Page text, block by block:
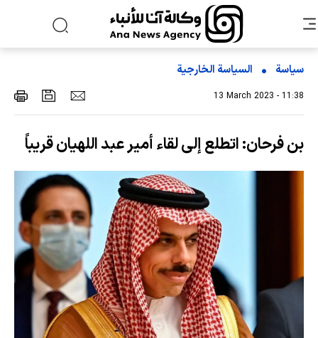
سياسة السیاسة الخارجیة
13 March 2023 - 11:38
بن فرحان: اتطلع إلى لقاء أمير عبد اللهيان قريباً